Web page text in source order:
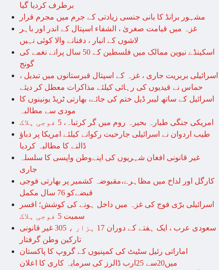
برطرف کردیا گیا
مشہور برانڈ کا بانی جنسی زیادتی کے جرم میں مجرم قرار
غزہ میں قیامت صغریٰ ، الشفاء اسپتال کے اندر اور باہر
لاشوں کے انبار ، دفنانے والا کوئی نہیں
اسکینڈے نیوین ممالک میں فلسطین کے 50 سال پرانے نغمے کی
گونج
اسرائیلی بربریت جاری ، غزہ کے اسپتال قبرستانوں میں تبدیل ،
حماس نے قیدیوں کی رہائی کیلئے مذاکرات معطل کر دیئے
اسرائیل کے ساتھ لیبر ڈیل ختم کی جائے، بھارتی ٹریڈ یونینوں کا
مودی سے مطالبہ
امریکی جنگی طیارہ بحیرہ روم میں گر کرتباہ، 5 فوجی ہلاک
طیب اردوان نے اسرائیلی جارحیت رکوانے کیلئے امریکا پر دباؤ
ڈالنے کا مطالبہ کردیا
غیر قانونی افغان شہریوں کی اپنےوطن واپسی کا سلسلہ
جاری
کارگل اور لداخ میں مظاہرے،مقبوضہ کشمیر پر بھارتی فوجی
قبضےکو 76 سال مکمل
اسرائیلی برّی فوج کی غزہ میں داخل ہونے کی کوشش؛ افسر
سمیت 5 فوجی ہلاک
سعودی عرب ، ایک ہفتے کے دوران 17 ہزار ، 305 غیر قانونی
تارکین وطن گرفتار
اماراتی رئیل سٹیٹ کی کمپنیوں کے گروپ کا پاکستان
میں20سے 25ارب ڈالرز کی سرمایہ کاری کا اعلان